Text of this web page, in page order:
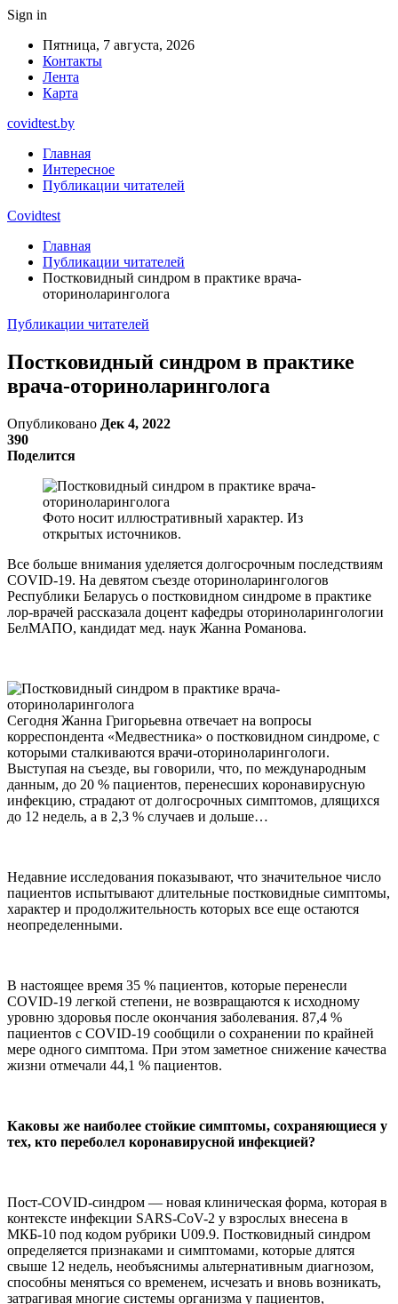
Sign in
Пятница, 7 августа, 2026
Контакты
Лента
Карта
covidtest.by
Главная
Интересное
Публикации читателей
Covidtest
Главная
Публикации читателей
Постковидный синдром в практике врача-
оториноларинголога
Публикации читателей
Постковидный синдром в практике
врача-оториноларинголога
Опубликовано Дек 4, 2022
390
Поделится
Фото носит иллюстративный характер. Из
открытых источников.
Все больше внимания уделяется долгосрочным последствиям
COVID-19. На девятом съезде оториноларингологов
Республики Беларусь о постковидном синдроме в практике
лор-врачей рассказала доцент кафедры оториноларингологии
БелМАПО, кандидат мед. наук Жанна Романова.
Сегодня Жанна Григорьевна отвечает на вопросы
корреспондента «Медвестника» о постковидном синдроме, с
которыми сталкиваются врачи-оториноларингологи.
Выступая на съезде, вы говорили, что, по международным
данным, до 20 % пациентов, перенесших коронавирусную
инфекцию, страдают от долгосрочных симптомов, длящихся
до 12 недель, а в 2,3 % случаев и дольше…
Недавние исследования показывают, что значительное число
пациентов испытывают длительные постковидные симптомы,
характер и продолжительность которых все еще остаются
неопределенными.
В настоящее время 35 % пациентов, которые перенесли
COVID-19 легкой степени, не возвращаются к исходному
уровню здоровья после окончания заболевания. 87,4 %
пациентов с COVID-19 сообщили о сохранении по крайней
мере одного симптома. При этом заметное снижение качества
жизни отмечали 44,1 % пациентов.
Каковы же наиболее стойкие симптомы, сохраняющиеся у
тех, кто переболел коронавирусной инфекцией?
Пост-COVID-синдром — новая клиническая форма, которая в
контексте инфекции SARS-CoV-2 у взрослых внесена в
МКБ-10 под кодом рубрики U09.9. Постковидный синдром
определяется признаками и симптомами, которые длятся
свыше 12 недель, необъяснимы альтернативным диагнозом,
способны меняться со временем, исчезать и вновь возникать,
затрагивая многие системы организма у пациентов,